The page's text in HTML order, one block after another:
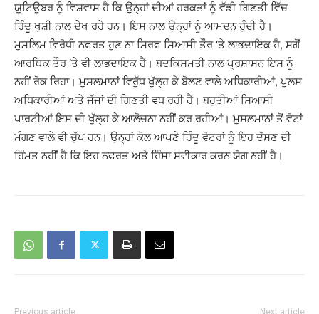
ਯੂਟਿਊਬਰ ਨੂੰ ਵਿਸ਼ਵਾਸ ਹੈ ਕਿ ਉਨ੍ਹਾਂ ਦੀਆਂ ਹਰਕਤਾਂ ਨੂੰ ਵੱਡੀ ਗਿਣਤੀ ਵਿੱਚ
ਹਿੰਦੂ ਖੁਸ਼ੀ ਨਾਲ ਦੇਖ ਰਹੇ ਹਨ। ਇਸ ਨਾਲ ਉਨ੍ਹਾਂ ਨੂੰ ਆਮਦਨ ਹੁੰਦੀ ਹੈ।
ਮੁਸਲਿਮ ਵਿਰੋਧੀ ਨਫਰਤ ਹੁਣ ਨਾ ਸਿਰਫ ਸਿਆਸੀ ਤੌਰ ‘ਤੇ ਲਾਭਦਾਇਕ ਹੈ, ਸਗੋਂ
ਆਰਥਿਕ ਤੌਰ ‘ਤੇ ਵੀ ਲਾਭਦਾਇਕ ਹੈ। ਬਦਕਿਸਮਤੀ ਨਾਲ ਪ੍ਰਸ਼ਾਸਨ ਇਸ ਨੂੰ
ਨਹੀਂ ਰੋਕ ਰਿਹਾ। ਮੁਸਲਮਾਨਾਂ ਵਿਰੁੱਧ ਖੁੱਲ੍ਹ ਕੇ ਬੋਲਣ ਵਾਲੇ ਅਧਿਕਾਰੀਆਂ, ਪੁਲਸ
ਅਧਿਕਾਰੀਆਂ ਅਤੇ ਜੱਜਾਂ ਦੀ ਗਿਣਤੀ ਵਧ ਰਹੀ ਹੈ। ਬਹੁਤੀਆਂ ਸਿਆਸੀ
ਪਾਰਟੀਆਂ ਇਸ ਦੀ ਖੁੱਲ੍ਹ ਕੇ ਆਲੋਚਨਾ ਨਹੀਂ ਕਰ ਰਹੀਆਂ। ਮੁਸਲਮਾਨਾਂ ਤੋਂ ਵੋਟਾਂ
ਮੰਗਣ ਵਾਲੇ ਵੀ ਚੁੱਪ ਹਨ। ਉਨ੍ਹਾਂ ਕੋਲ ਆਪਣੇ ਹਿੰਦੂ ਵੋਟਰਾਂ ਨੂੰ ਇਹ ਦੱਸਣ ਦੀ
ਹਿੰਮਤ ਨਹੀਂ ਹੈ ਕਿ ਇਹ ਨਫਰਤ ਅਤੇ ਹਿੰਸਾ ਸਵੀਕਾਰ ਕਰਨ ਯੋਗ ਨਹੀਂ ਹੈ।
Previous article Next article